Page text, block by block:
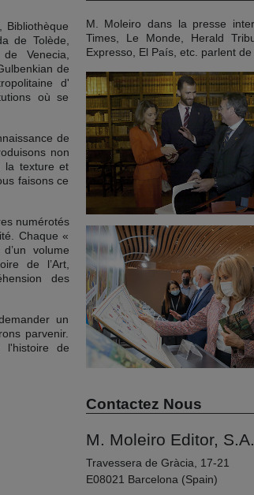
de Tolède,
Venecia,
de
d'
où se
de
non
la texture et
faisons ce
numérotés
Chaque «
volume
de l’Art,
des
un
parvenir.
l'histoire de
M. Moleiro dans la presse
Times, Le Monde, Herald
Expresso, El País, etc. parlent
Contactez Nous
M. Moleiro Editor, S.A.
Travessera de Gràcia, 17-21
E08021 Barcelona (Spain)